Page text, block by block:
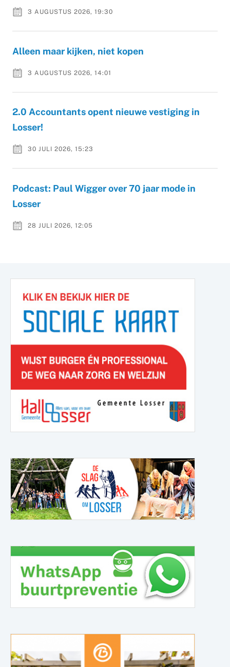
3 AUGUSTUS 2026, 19:30
Alleen maar kijken, niet kopen
3 AUGUSTUS 2026, 14:01
2.0 Accountants opent nieuwe vestiging in
Losser!
30 JULI 2026, 15:23
Podcast: Paul Wigger over 70 jaar mode in
Losser
28 JULI 2026, 12:05